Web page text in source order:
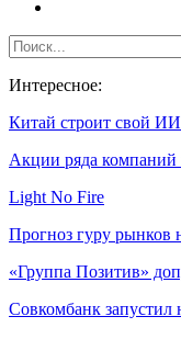
Интересное:
Китай строит свой
Акции ряда компаний
Light No Fire
Прогноз гуру рынков
«Группа Позитив»
Совкомбанк